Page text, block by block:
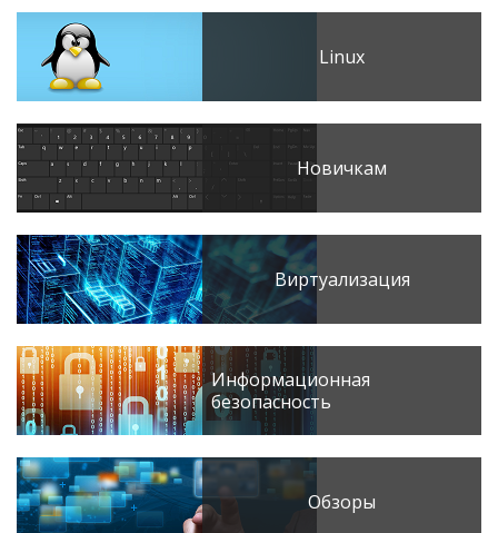
Linux
Новичкам
Виртуализация
Информационная
безопасность
Обзоры